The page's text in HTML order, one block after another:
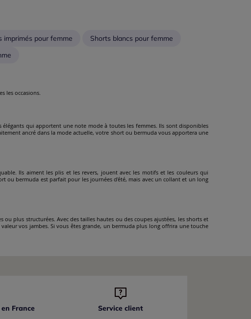
imprimés pour femme
Shorts blancs pour femme
les occasions.
qui apportent une note mode à toutes les femmes. Ils sont disponibles
ancré dans la mode actuelle, votre short ou bermuda vous apportera une
Ils aiment les plis et les revers, jouent avec les motifs et les couleurs qui
ou bermuda est parfait pour les journées d'été, mais avec un collant et un long
plus structurées. Avec des tailles hautes ou des coupes ajustées, les shorts et
vos jambes. Si vous êtes grande, un bermuda plus long offrira une touche
en France Service client